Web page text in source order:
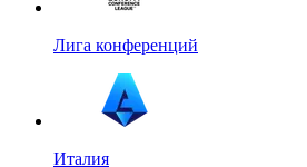
Лига конференций
Италия